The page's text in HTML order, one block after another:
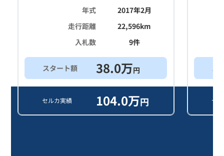
年式
2017年2月
走行距離
22,596km
入札数
9件
スタート額 38.0万円
セルカ実績 104.0万円
ス
セ